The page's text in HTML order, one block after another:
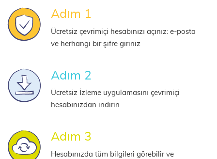
Adım 1
Ücretsiz çevrimiçi hesabınızı açınız: e-posta
ve herhangi bir şifre giriniz
Adım 2
Ücretsiz İzleme uygulamasını çevrimiçi
hesabınızdan indirin
Adım 3
Hesabınızda tüm bilgileri görebilir ve